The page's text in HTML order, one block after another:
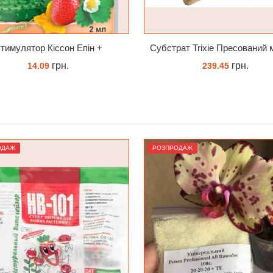
239.45грн. 225.36грн.
РОЗПРОДАЖ